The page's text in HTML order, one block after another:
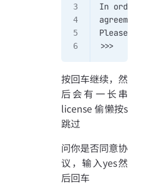
In order
Please,
>>>
按回车继续，然
后会有一长串
license 偷懒按s
跳过
问你是否同意协
议，输入yes然
后回车